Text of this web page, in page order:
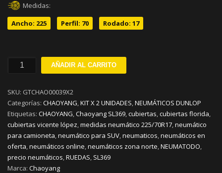
Medidas:
Ancho: 225
Perfil: 70 Rodado: 17
225/70R17
CHAOYANG
XL108S
TL
KIT
X
2
cantidad
AÑADIR AL CARRITO
SKU: GTCHAO00039X2
Categorías: CHAOYANG,KIT X 2 UNIDADES,NEUMÁTICOS DUNLOP
Etiquetas: CHAOYANG,Chaoyang SL369,cubiertas,cubiertas florida,
cubiertas vicente lópez,medidas neumático 225/70R17,neumático
para camioneta,neumático para SUV,neumaticos,neumáticos en
oferta,neumáticos online,neumáticos zona norte,NEUMATODO,
precio neumáticos,RUEDAS, SL369
Marca: Chaoyang